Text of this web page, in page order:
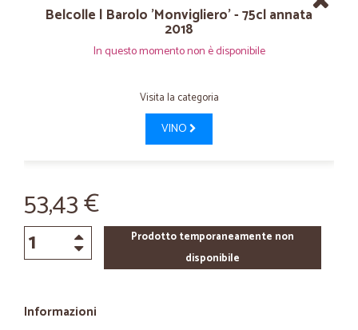
Belcolle | Barolo 'Monvigliero' - 75cl annata
2018
In questo momento non è disponibile
Visita la categoria
VINO
53,43 €
Prodotto temporaneamente non
disponibile
Informazioni